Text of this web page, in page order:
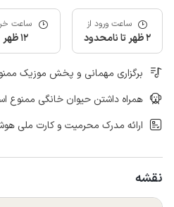
ساعت ورود از
2 ظهر تا نامحدود
ساعت
12 ظهر
برگزاری مهمانی و پخش موزیک
همراه داشتن حیوان خانگی ممنوع
ارائه مدرک محرمیت و کارت ملی
نقشه